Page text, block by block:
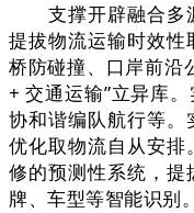
支撑开辟融合多
提拔物流运输时效
桥防碰撞、口岸前沿
+ 交通运输”立异库
协和谐编队航行等
优化取物流自从安
修的预测性系统，
牌、车型等智能识别。